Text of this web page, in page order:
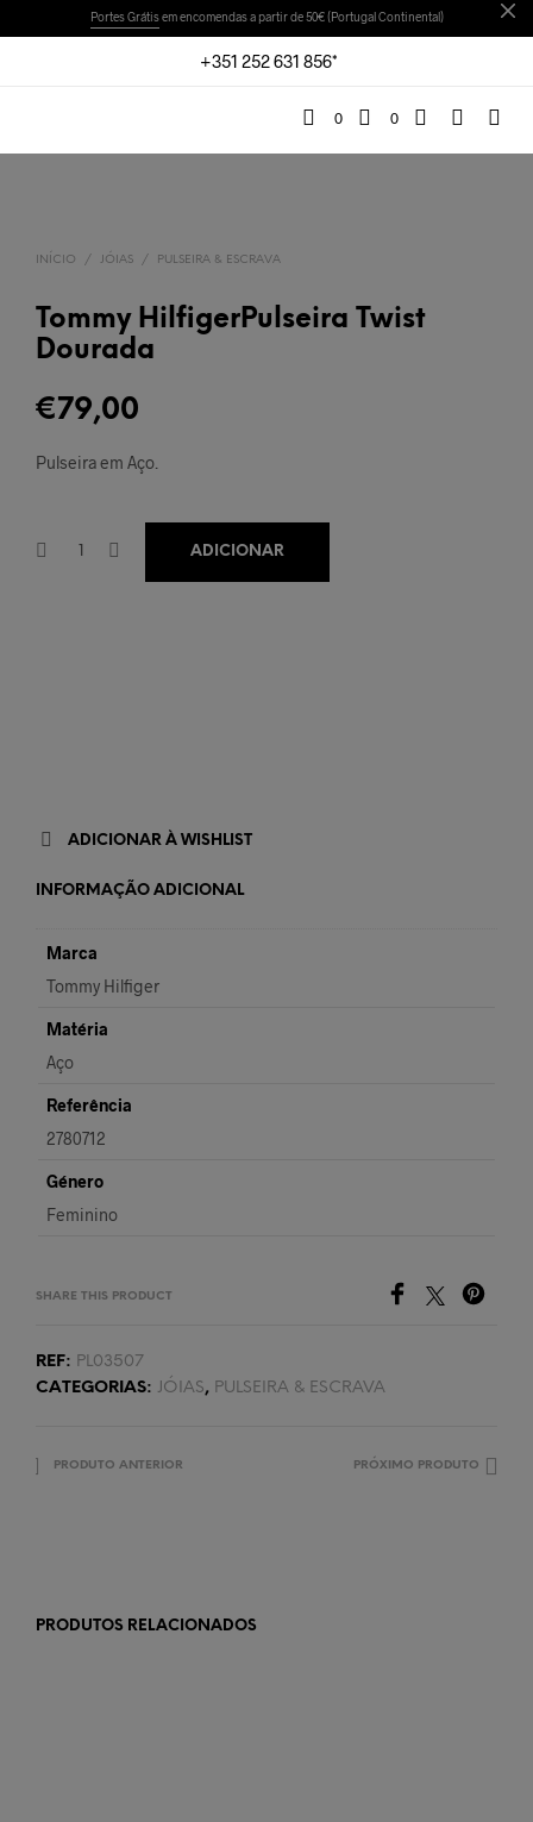
Portes Grátisem encomendas a partir de 50€ (Portugal Continental)
+351 252 631 856*
0 0
INÍCIO / JÓIAS / PULSEIRA & ESCRAVA
Tommy HilfigerPulseira Twist
Dourada
€79,00
Pulseira em Aço.
ADICIONAR
ADICIONAR À WISHLIST
INFORMAÇÃO ADICIONAL
Marca
Tommy Hilfiger
Matéria
Aço
Referência
2780712
Género
Feminino
SHARE THIS PRODUCT
REF: PL03507
CATEGORIAS: JÓIAS, PULSEIRA & ESCRAVA
PRODUTO ANTERIOR PRÓXIMO PRODUTO
PRODUTOS RELACIONADOS